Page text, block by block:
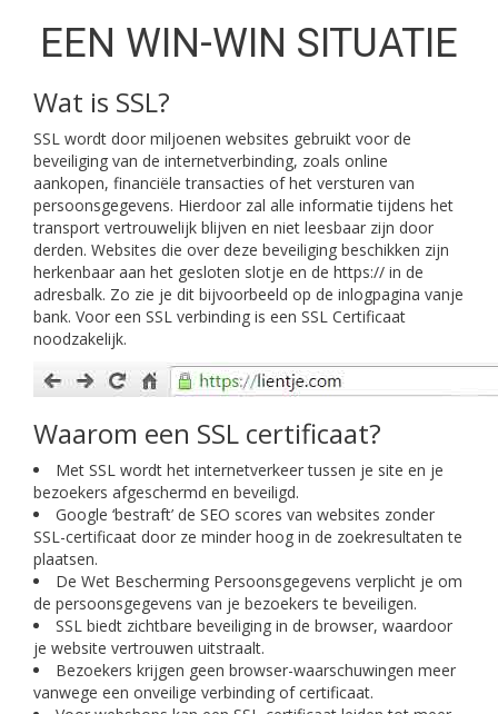
EEN WIN-WIN SITUATIE
Wat is SSL?
SSL wordt door miljoenen websites gebruikt voor de
beveiliging van de internetverbinding, zoals online
aankopen, financiële transacties of het versturen van
persoonsgegevens. Hierdoor zal alle informatie tijdens het
transport vertrouwelijk blijven en niet leesbaar zijn door
derden. Websites die over deze beveiliging beschikken zijn
herkenbaar aan het gesloten slotje en de https:// in de
adresbalk. Zo zie je dit bijvoorbeeld op de inlogpagina vanje
bank. Voor een SSL verbinding is een SSL Certificaat
noodzakelijk.
Waarom een SSL certificaat?
Met SSL wordt het internetverkeer tussen je site en je
bezoekers afgeschermd en beveiligd.
Google ‘bestraft’ de SEO scores van websites zonder
SSL-certificaat door ze minder hoog in de zoekresultaten te
plaatsen.
De Wet Bescherming Persoonsgegevens verplicht je om
de persoonsgegevens van je bezoekers te beveiligen.
SSL biedt zichtbare beveiliging in de browser, waardoor
je website vertrouwen uitstraalt.
Bezoekers krijgen geen browser-waarschuwingen meer
vanwege een onveilige verbinding of certificaat.